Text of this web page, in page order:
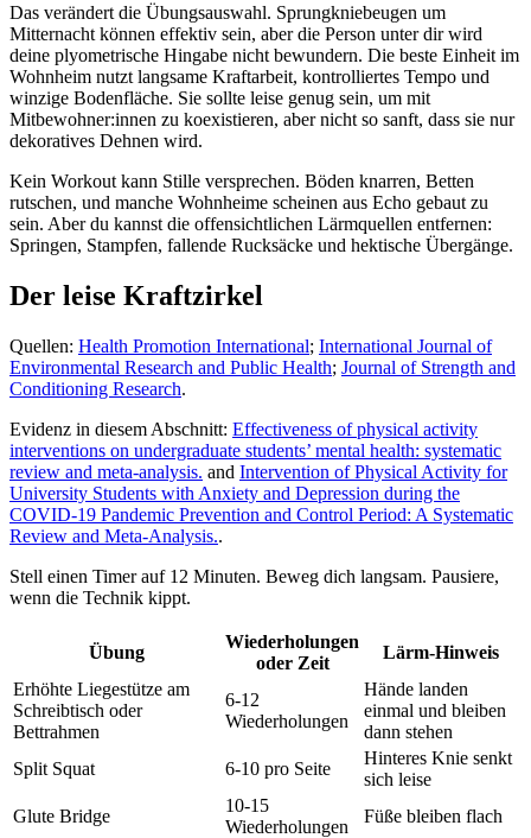
Das verändert die Übungsauswahl. Sprungkniebeugen um
Mitternacht können effektiv sein, aber die Person unter dir wird
deine plyometrische Hingabe nicht bewundern. Die beste Einheit im
Wohnheim nutzt langsame Kraftarbeit, kontrolliertes Tempo und
winzige Bodenfläche. Sie sollte leise genug sein, um mit
Mitbewohner:innen zu koexistieren, aber nicht so sanft, dass sie nur
dekoratives Dehnen wird.
Kein Workout kann Stille versprechen. Böden knarren, Betten
rutschen, und manche Wohnheime scheinen aus Echo gebaut zu
sein. Aber du kannst die offensichtlichen Lärmquellen entfernen:
Springen, Stampfen, fallende Rucksäcke und hektische Übergänge.
Der leise Kraftzirkel
Quellen: Health Promotion International; International Journal of
Environmental Research and Public Health; Journal of Strength and
Conditioning Research.
Evidenz in diesem Abschnitt: Effectiveness of physical activity
interventions on undergraduate students’ mental health: systematic
review and meta-analysis. and Intervention of Physical Activity for
University Students with Anxiety and Depression during the
COVID-19 Pandemic Prevention and Control Period: A Systematic
Review and Meta-Analysis..
Stell einen Timer auf 12 Minuten. Beweg dich langsam. Pausiere,
wenn die Technik kippt.
Übung
Wiederholungen
oder Zeit
Lärm-Hinweis
Erhöhte Liegestütze am
Schreibtisch oder
Bettrahmen
6-12
Wiederholungen
Hände landen
einmal und bleiben
dann stehen
Split Squat
6-10 pro Seite
Hinteres Knie senkt
sich leise
Glute Bridge
10-15
Wiederholungen
Füße bleiben flach